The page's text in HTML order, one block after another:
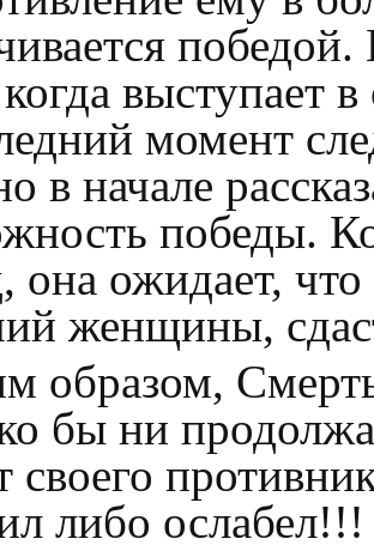
момент
в начале
победы.
она ожидает,
женщины,
образом,
бы ни
своего
либо ослабел!!!